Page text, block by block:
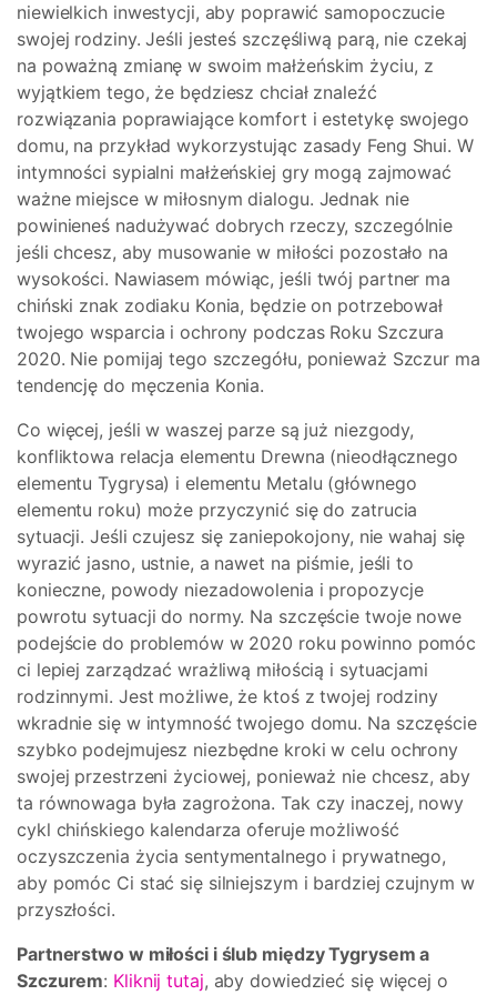
niewielkich inwestycji, aby poprawić samopoczucie
swojej rodziny. Jeśli jesteś szczęśliwą parą, nie czekaj
na poważną zmianę w swoim małżeńskim życiu, z
wyjątkiem tego, że będziesz chciał znaleźć
rozwiązania poprawiające komfort i estetykę swojego
domu, na przykład wykorzystując zasady Feng Shui. W
intymności sypialni małżeńskiej gry mogą zajmować
ważne miejsce w miłosnym dialogu. Jednak nie
powinieneś nadużywać dobrych rzeczy, szczególnie
jeśli chcesz, aby musowanie w miłości pozostało na
wysokości. Nawiasem mówiąc, jeśli twój partner ma
chiński znak zodiaku Konia, będzie on potrzebował
twojego wsparcia i ochrony podczas Roku Szczura
2020. Nie pomijaj tego szczegółu, ponieważ Szczur ma
tendencję do męczenia Konia.
Co więcej, jeśli w waszej parze są już niezgody,
konfliktowa relacja elementu Drewna (nieodłącznego
elementu Tygrysa) i elementu Metalu (głównego
elementu roku) może przyczynić się do zatrucia
sytuacji. Jeśli czujesz się zaniepokojony, nie wahaj się
wyrazić jasno, ustnie, a nawet na piśmie, jeśli to
konieczne, powody niezadowolenia i propozycje
powrotu sytuacji do normy. Na szczęście twoje nowe
podejście do problemów w 2020 roku powinno pomóc
ci lepiej zarządzać wrażliwą miłością i sytuacjami
rodzinnymi. Jest możliwe, że ktoś z twojej rodziny
wkradnie się w intymność twojego domu. Na szczęście
szybko podejmujesz niezbędne kroki w celu ochrony
swojej przestrzeni życiowej, ponieważ nie chcesz, aby
ta równowaga była zagrożona. Tak czy inaczej, nowy
cykl chińskiego kalendarza oferuje możliwość
oczyszczenia życia sentymentalnego i prywatnego,
aby pomóc Ci stać się silniejszym i bardziej czujnym w
przyszłości.
Partnerstwo w miłości i ślub między Tygrysem a
Szczurem: Kliknij tutaj, aby dowiedzieć się więcej o